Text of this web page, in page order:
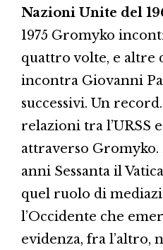
Nazioni Unite del
1975 Gromyko
quattro volte, e altre
incontra Giovanni
successivi. Un
relazioni tra l’URSS
attraverso Gromyko.
anni Sessanta il
quel ruolo di
l’Occidente che
evidenza, fra l’altro,